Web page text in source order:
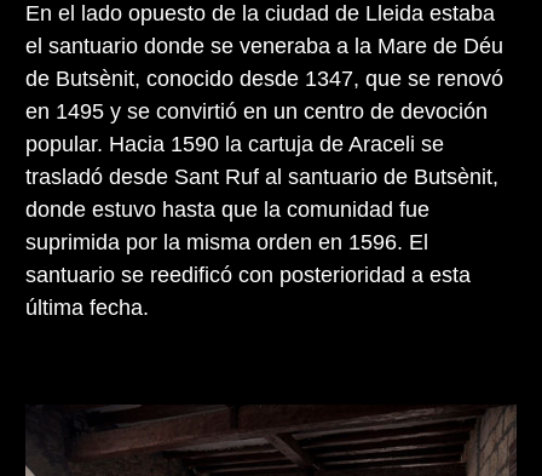
En el lado opuesto de la ciudad de Lleida estaba
el santuario donde se veneraba a la Mare de Déu
de Butsènit, conocido desde 1347, que se renovó
en 1495 y se convirtió en un centro de devoción
popular. Hacia 1590 la cartuja de Araceli se
trasladó desde Sant Ruf al santuario de Butsènit,
donde estuvo hasta que la comunidad fue
suprimida por la misma orden en 1596. El
santuario se reedificó con posterioridad a esta
última fecha.